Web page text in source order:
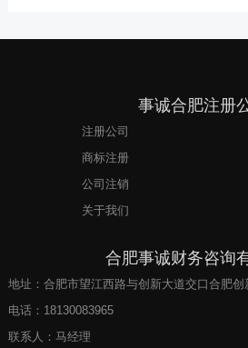
事诚合肥注册
注册公司
商标注册
公司注销
关于我们
合肥事诚财务咨询
地址：合肥市望江西路与创新大道交口合肥创
电话： 18130083965
联系人：马经理